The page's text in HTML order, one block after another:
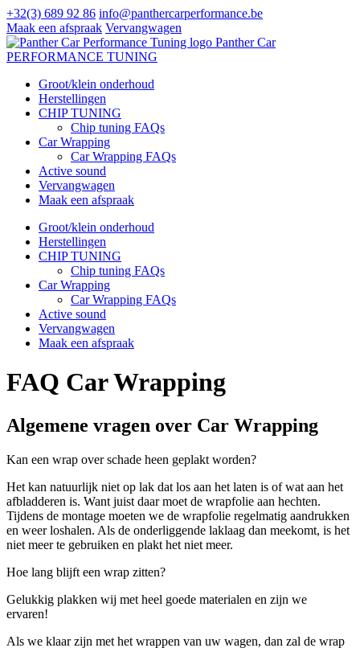
+32(3) 689 92 86 info@panthercarperformance.be
Maak een afspraak Vervangwagen
Panther Car
PERFORMANCE TUNING
Groot/klein onderhoud
Herstellingen
CHIP TUNING
Chip tuning FAQs
Car Wrapping
Car Wrapping FAQs
Active sound
Vervangwagen
Maak een afspraak
Groot/klein onderhoud
Herstellingen
CHIP TUNING
Chip tuning FAQs
Car Wrapping
Car Wrapping FAQs
Active sound
Vervangwagen
Maak een afspraak
FAQ Car Wrapping
Algemene vragen over Car Wrapping
Kan een wrap over schade heen geplakt worden?
Het kan natuurlijk niet op lak dat los aan het laten is of wat aan het
afbladderen is. Want juist daar moet de wrapfolie aan hechten.
Tijdens de montage moeten we de wrapfolie regelmatig aandrukken
en weer loshalen. Als de onderliggende laklaag dan meekomt, is het
niet meer te gebruiken en plakt het niet meer.
Hoe lang blijft een wrap zitten?
Gelukkig plakken wij met heel goede materialen en zijn we
ervaren!
Als we klaar zijn met het wrappen van uw wagen, dan zal de wrap